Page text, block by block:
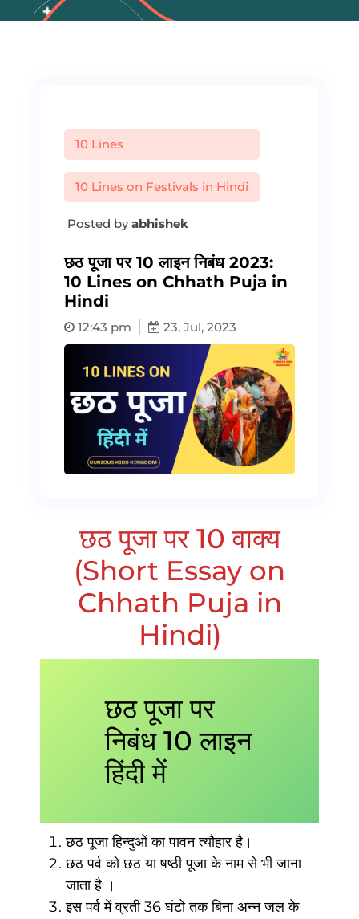
10 Lines
10 Lines on Festivals in Hindi
Posted byabhishek
छठ पूजा पर 10 लाइन निबंध 2023:
10 Lines on Chhath Puja in
Hindi
12:43 pm 23, Jul, 2023
छठ पूजा पर 10 वाक्य
(Short Essay on
Chhath Puja in
Hindi)
छठ पूजा पर
निबंध 10 लाइन
हिंदी में
छठ पूजा हिन्दुओं का पावन त्यौहार है।
छठ पर्व को छठ या षष्ठी पूजा के नाम से भी जाना
जाता है ।
इस पर्व में व्रती 36 घंटो तक बिना अन्न जल के